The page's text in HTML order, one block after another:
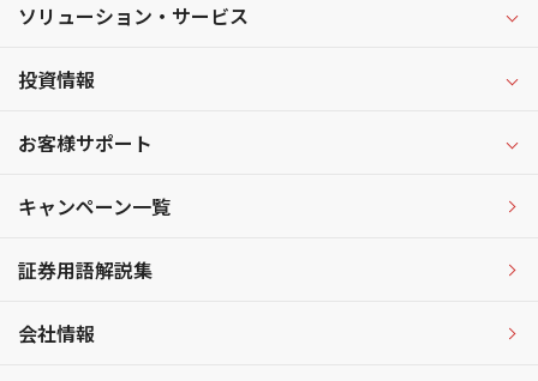
ソリューション・サービス
投資情報
お客様サポート
キャンペーン一覧
証券用語解説集
会社情報